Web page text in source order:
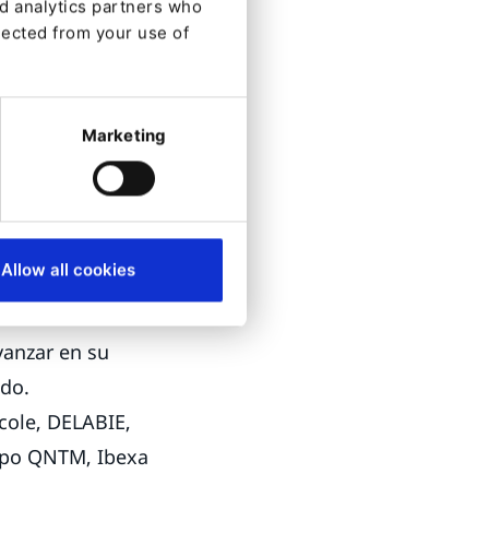
analytics partners who
from your use of
Marketing
Allow all cookies
para
es a
de sitios
en una
en su
DELABIE,
QNTM, Ibexa